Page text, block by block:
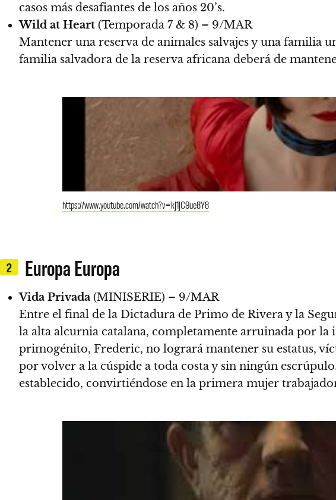
casos más desafiantes de los años 20’s.
Wild at Heart (Temporada 7 & 8) – 9/MAR
Mantener una reserva de animales salvajes y una familia
familia salvadora de la reserva africana deberá de
https://www.youtube.com/watch?v=kJ1JC9ue8Y8
2 Europa Europa
Vida Privada (MINISERIE) – 9/MAR
Entre el final de la Dictadura de Primo de Rivera y la
la alta alcurnia catalana, completamente arruinada por la
primogénito, Frederic, no logrará mantener su estatus,
por volver a la cúspide a toda costa y sin ningún
establecido, convirtiéndose en la primera mujer